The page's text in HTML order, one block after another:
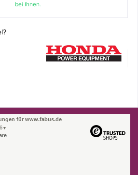
bei Ihnen.
für www.fabus.de
▼